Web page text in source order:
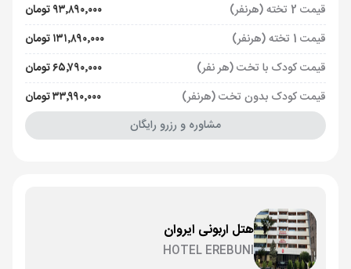
قیمت 2 تخته (هرنفر)
۹۳٬۸۹۰٬۰۰۰ تومان
قیمت 1 تخته (هرنفر)
۱۳۱٬۸۹۰٬۰۰۰ تومان
قیمت کودک با تخت (هر نفر)
۶۵٬۷۹۰٬۰۰۰ تومان
قیمت کودک بدون تخت (هرنفر)
۳۳٬۹۹۰٬۰۰۰ تومان
مشاوره و رزرو رایگان
هتل اربونی ایروان
HOTEL EREBUNI